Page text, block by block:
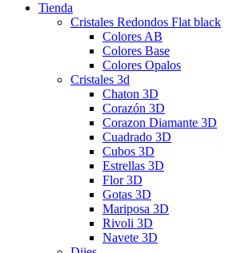
Tienda
Cristales Redondos Flat black
Colores AB
Colores Base
Colores Opalos
Cristales 3d
Chaton 3D
Corazón 3D
Corazon Diamante 3D
Cuadrado 3D
Cubos 3D
Estrellas 3D
Flor 3D
Gotas 3D
Mariposa 3D
Rivoli 3D
Navete 3D